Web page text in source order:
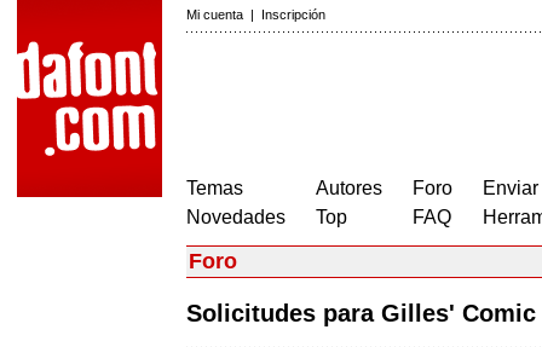
Mi cuenta | Inscripción
Temas
Novedades
Autores
Top
Foro
FAQ
Foro
Solicitudes para Gilles'